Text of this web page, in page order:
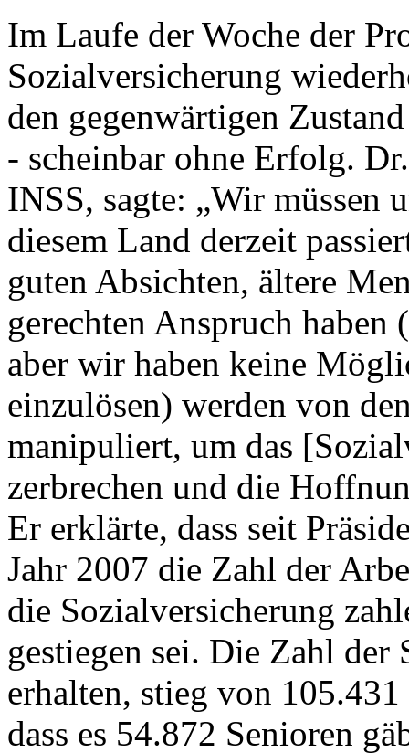
Im Laufe der Woche der
Sozialversicherung
den gegenwärtigen
- scheinbar ohne Erfolg.
INSS, sagte: „Wir müssen
diesem Land derzeit
guten Absichten, ältere
gerechten Anspruch
aber wir haben keine
einzulösen) werden von
manipuliert, um das
zerbrechen und die
Er erklärte, dass seit
Jahr 2007 die Zahl der
die Sozialversicherung
gestiegen sei. Die Zahl der
erhalten, stieg von
dass es 54.872 Senioren